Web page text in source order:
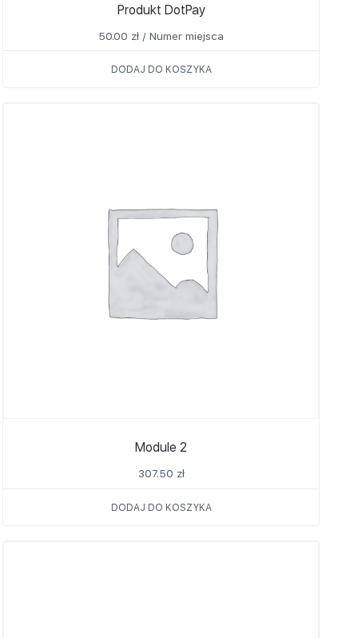
Produkt DotPay
50.00 zł / Numer miejsca
DODAJ DO KOSZYKA
Module 2
307.50 zł
DODAJ DO KOSZYKA